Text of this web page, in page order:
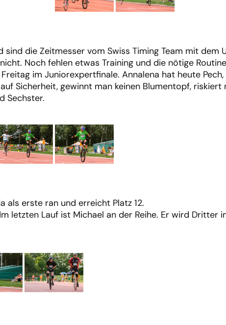
die Zeitmesser vom Swiss Timing Team mit dem
Noch fehlen etwas Training und die nötige
im Juniorexpertfinale. Annalena hat heute
Sicherheit, gewinnt man keinen Blumentopf, riskiert
Sechster.
als erste ran und erreicht Platz 12.
letzten Lauf ist Michael an der Reihe. Er wird Dritter